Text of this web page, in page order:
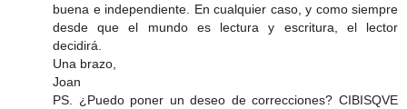
buena e independiente. En cualquier caso, y como siempre
desde que el mundo es lectura y escritura, el lector
decidirá.
Una brazo,
Joan
PS. ¿Puedo poner un deseo de correcciones? CIBISQVE